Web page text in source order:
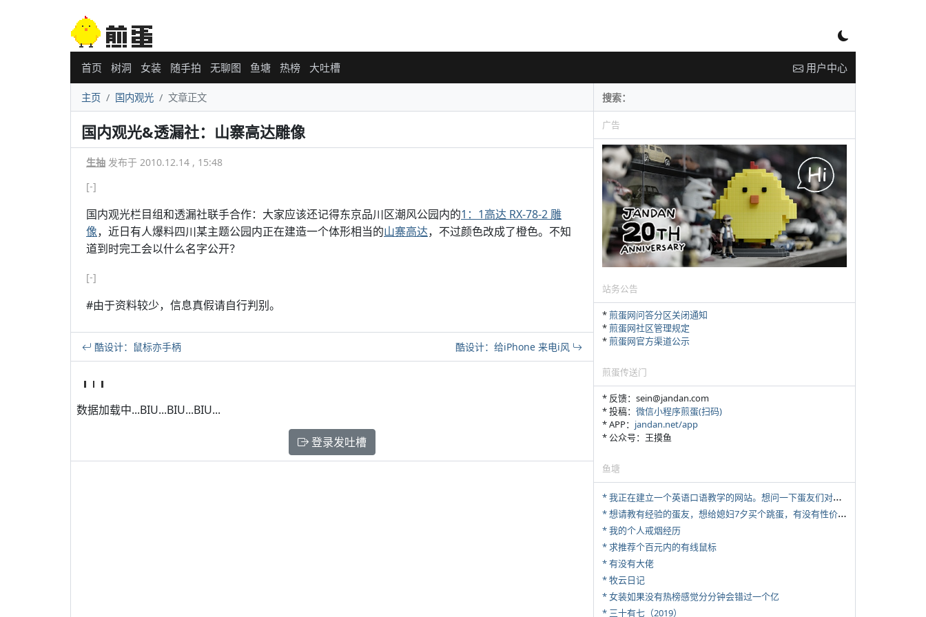
首页 树洞 女装 随手拍 无聊图 鱼塘 热榜 大吐槽 用户中心
主页 国内观光 文章正文
国内观光&透漏社：山寨高达雕像
生抽 发布于 2010.12.14 , 15:48
[-]
国内观光栏目组和透漏社联手合作：大家应该还记得东京品川区潮风公园内的1：1高达 RX-78-2 雕
像，近日有人爆料四川某主题公园内正在建造一个体形相当的山寨高达，不过颜色改成了橙色。不知
道到时完工会以什么名字公开？
[-]
#由于资料较少，信息真假请自行判别。
酷设计：鼠标亦手柄 酷设计：给iPhone 来电i风
数据加载中...BIU...BIU...BIU...
登录发吐槽
广告
站务公告
*煎蛋网问答分区关闭通知
*煎蛋网社区管理规定
*煎蛋网官方渠道公示
煎蛋传送门
* 反馈：sein@jandan.com
* 投稿： 微信小程序煎蛋(扫码)
* APP： jandan.net/app
* 公众号：王摸鱼
鱼塘
*
我正在建立一个英语口语教学的网站。想问一下蛋友们对这类教学机构或网站的痛点。
*
想请教有经验的蛋友，想给媳妇7夕买个跳蛋，有没有性价比高的推荐
* 我的个人戒烟经历
* 求推荐个百元内的有线鼠标
* 有没有大佬
* 牧云日记
* 女装如果没有热榜感觉分分钟会错过一个亿
* 三十有七（2019）